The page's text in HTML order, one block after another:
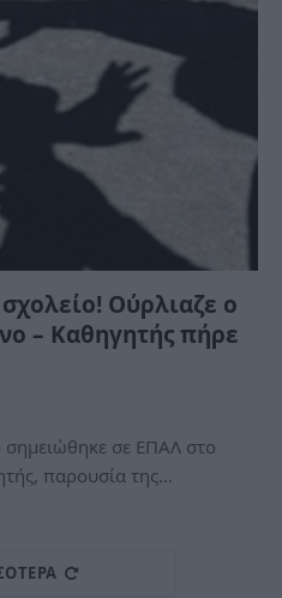
Ούρλιαζε ο
– Καθηγητής πήρε
σημειώθηκε σε ΕΠΑΛ στο
παρουσία της…